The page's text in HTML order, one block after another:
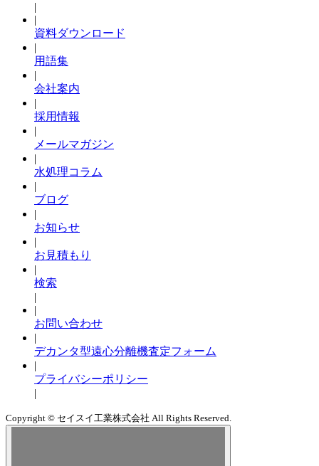
|
|
資料ダウンロード
|
用語集
|
会社案内
|
採用情報
|
メールマガジン
|
水処理コラム
|
ブログ
|
お知らせ
|
お見積もり
|
検索
|
|
お問い合わせ
|
デカンタ型遠心分離機査定フォーム
|
プライバシーポリシー
|
Copyright © セイスイ工業株式会社 All Rights Reserved.